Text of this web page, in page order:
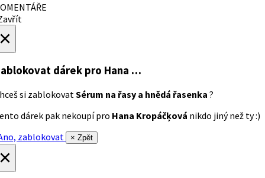
dárek pro Hana …
si zablokovatSérum na řasy a hnědá řasenka ?
dárek pak nekoupí pro Hana Kropáčķová nikdo jiný než ty :)
zablokovat
× Zpět